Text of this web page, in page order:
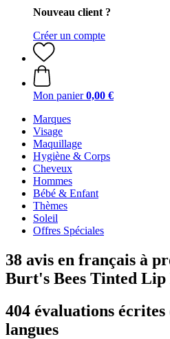
Nouveau client ?
Créer un compte
Mon panier 0,00 €
Marques
Visage
Maquillage
Hygiène & Corps
Cheveux
Hommes
Bébé & Enfant
Thèmes
Soleil
Offres Spéciales
38 avis en français à
Burt's Bees Tinted Lip
404 évaluations
langues